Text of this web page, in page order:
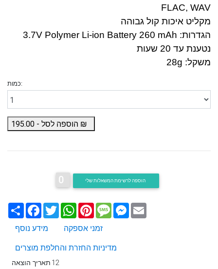
FLAC, WAV
מקליט איכות קול גבוהה
הגדרות: 3.7V Polymer Li-ion Battery 260 mAh
נטענת עד 20 שעות
משקל: 28g
כמות:
הוספה לסל - 195.00
0
שתף Facebook
TwitterWhatsApp
PinterestMessageMessenger
מידע נוסף
זמני אספקה
מדיניות החזרת והחלפת מוצרים
תאריך הוצאה 12